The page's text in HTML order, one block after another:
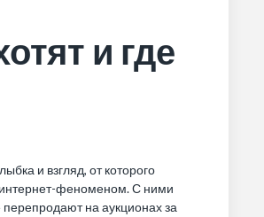
и где
и взгляд, от которого
интернет-феноменом. С ними
на аукционах за